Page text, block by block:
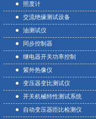
照度计
交流绝缘测试设备
油测试仪
同步控制器
继电器开关功率控制
紫外热像仪
变压器变比测试仪
开关机械特性测试系统
自动变压器匝比检测仪